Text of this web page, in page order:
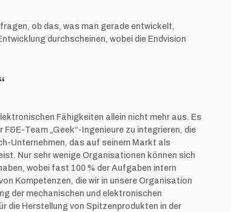
ob das, was man gerade entwickelt,
durchscheinen, wobei die Endvision
Fähigkeiten allein nicht mehr aus. Es
Team „Geek“-Ingenieure zu integrieren, die
Unternehmen, das auf seinem Markt als
Nur sehr wenige Organisationen können sich
wobei fast 100 % der Aufgaben intern
Kompetenzen, die wir in unsere Organisation
der mechanischen und elektronischen
die Herstellung von Spitzenprodukten in der